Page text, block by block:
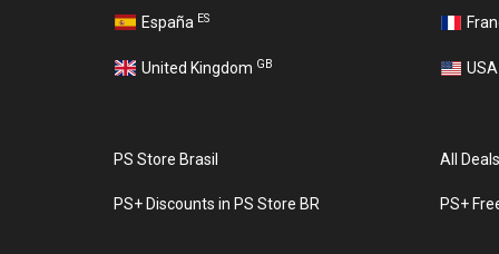
España ES
United Kingdom GB USA
PS Store Brasil All
PS+ Discounts in PS Store BR PS+